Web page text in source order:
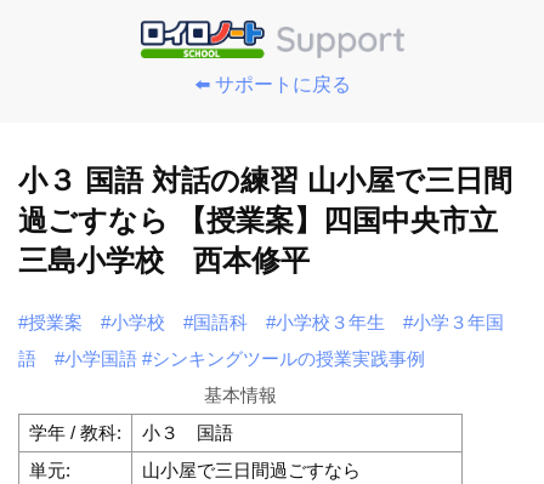
⬅️ サポートに戻る
小３ 国語 対話の練習 山小屋で三日間
過ごすなら 【授業案】四国中央市立
三島小学校 西本修平
#授業案 #小学校 #国語科 #小学校３年生
#小学３年国
語
#小学国語 #シンキングツールの授業実践事例
基本情報
学年 / 教科:
小３ 国語
単元:
山小屋で三日間過ごすなら